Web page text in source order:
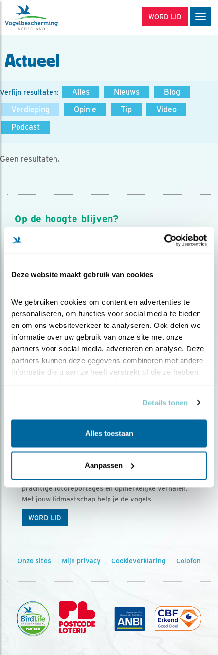
Deze website maakt gebruik van cookies
We gebruiken cookies om content en advertenties te
personaliseren, om functies voor social media te bieden
en om ons websiteverkeer te analyseren. Ook delen we
informatie over uw gebruik van onze site met onze
partners voor social media, adverteren en analyse. Deze
partners kunnen deze gegevens combineren met andere
informatie die u aan ze heeft verstrekt of die ze hebben
Details tonen
Alles toestaan
Aanpassen
WORD LID
Actueel
Verfijn resultaten: Alles Nieuws
Blog
Verdieping
Opinie Tip
Video
Podcast
Geen resultaten.
Op de hoogte blijven?
Meld je aan en ontvang nieuws, inspiratie, acties en tips
over vogels en activiteiten van Vogelbescherming.
Ontvang 5 x Vogels voor € 36,00 per jaar
Vogels is het tijdschrift voor onze leden, met
prachtige fotoreportages en opmerkelijke verhalen.
Met jouw lidmaatschap help je de vogels.
WORD LID
Onze sites Mijn privacy Cookieverklaring Colofon